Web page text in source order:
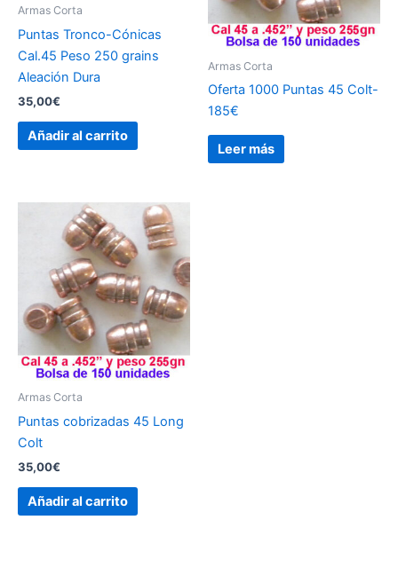
Armas Corta
Puntas Tronco-Cónicas
Cal.45 Peso 250 grains
Aleación Dura
35,00€
Añadir al carrito
Armas Corta
Oferta 1000 Puntas 45 Colt-
185€
Leer más
Armas Corta
Puntas cobrizadas 45 Long
Colt
35,00€
Añadir al carrito